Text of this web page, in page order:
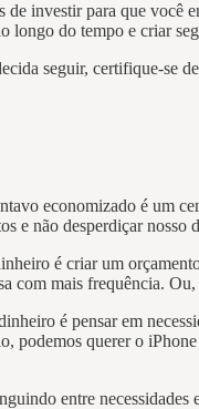
de investir para que você
longo do tempo e criar
seguir, certifique-se
economizado é um
e não desperdiçar
é criar um
com mais frequência.
é pensar em
podemos querer o
entre